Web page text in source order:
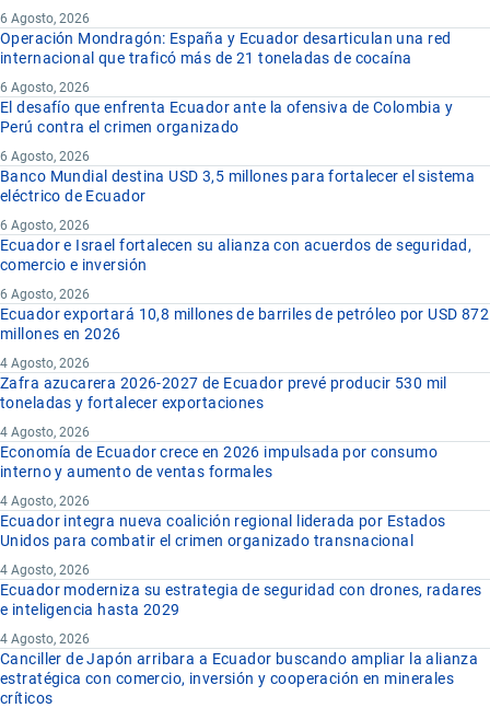
6 Agosto, 2026
Operación Mondragón: España y Ecuador desarticulan una red
internacional que traficó más de 21 toneladas de cocaína
6 Agosto, 2026
El desafío que enfrenta Ecuador ante la ofensiva de Colombia y
Perú contra el crimen organizado
6 Agosto, 2026
Banco Mundial destina USD 3,5 millones para fortalecer el sistema
eléctrico de Ecuador
6 Agosto, 2026
Ecuador e Israel fortalecen su alianza con acuerdos de seguridad,
comercio e inversión
6 Agosto, 2026
Ecuador exportará 10,8 millones de barriles de petróleo por USD 872
millones en 2026
4 Agosto, 2026
Zafra azucarera 2026-2027 de Ecuador prevé producir 530 mil
toneladas y fortalecer exportaciones
4 Agosto, 2026
Economía de Ecuador crece en 2026 impulsada por consumo
interno y aumento de ventas formales
4 Agosto, 2026
Ecuador integra nueva coalición regional liderada por Estados
Unidos para combatir el crimen organizado transnacional
4 Agosto, 2026
Ecuador moderniza su estrategia de seguridad con drones, radares
e inteligencia hasta 2029
4 Agosto, 2026
Canciller de Japón arribara a Ecuador buscando ampliar la alianza
estratégica con comercio, inversión y cooperación en minerales
críticos